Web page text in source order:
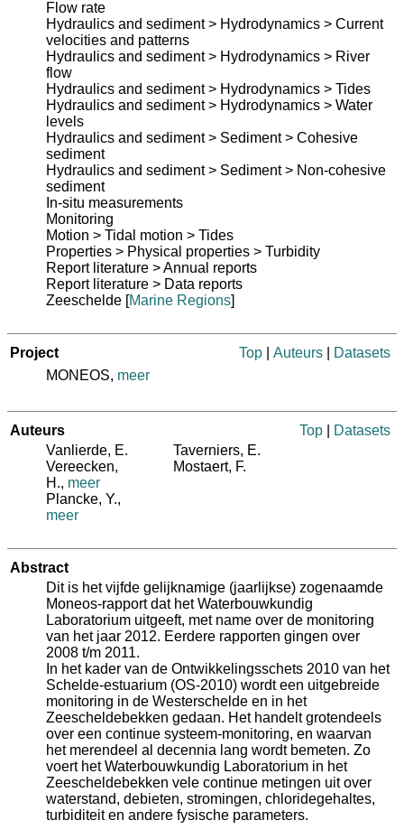
Flow rate
Hydraulics and sediment > Hydrodynamics > Current
velocities and patterns
Hydraulics and sediment > Hydrodynamics > River
flow
Hydraulics and sediment > Hydrodynamics > Tides
Hydraulics and sediment > Hydrodynamics > Water
levels
Hydraulics and sediment > Sediment > Cohesive
sediment
Hydraulics and sediment > Sediment > Non-cohesive
sediment
In-situ measurements
Monitoring
Motion > Tidal motion > Tides
Properties > Physical properties > Turbidity
Report literature > Annual reports
Report literature > Data reports
Zeeschelde [Marine Regions]
Project Top Auteurs
Datasets
MONEOS, meer
Auteurs Top
Datasets
Vanlierde, E.
Vereecken,
H., meer
Plancke, Y.,
meer
Taverniers, E.
Mostaert, F.
Abstract
Dit is het vijfde gelijknamige (jaarlijkse) zogenaamde
Moneos-rapport dat het Waterbouwkundig
Laboratorium uitgeeft, met name over de monitoring
van het jaar 2012. Eerdere rapporten gingen over
2008 t/m 2011.
In het kader van de Ontwikkelingsschets 2010 van het
Schelde-estuarium (OS-2010) wordt een uitgebreide
monitoring in de Westerschelde en in het
Zeescheldebekken gedaan. Het handelt grotendeels
over een continue systeem-monitoring, en waarvan
het merendeel al decennia lang wordt bemeten. Zo
voert het Waterbouwkundig Laboratorium in het
Zeescheldebekken vele continue metingen uit over
waterstand, debieten, stromingen, chloridegehaltes,
turbiditeit en andere fysische parameters.